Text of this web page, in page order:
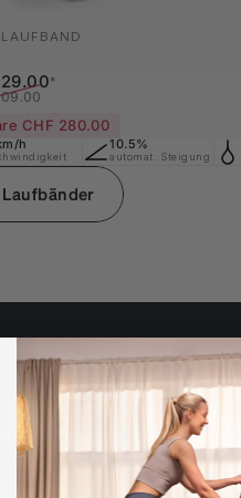
Live
Klappbar
mit Transportrollen
150
*
Preis
CHF 280.00
h 10.5%
automat. Steigung